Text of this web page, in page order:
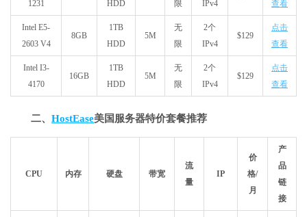
1231
HDD
限
IPv4
查看
Intel E5-
2603 V4
8GB
1TB
HDD
5M
无
限
2个
IPv4
$129
点击
查看
Intel I3-
4170
16GB
1TB
HDD
5M
无
限
2个
IPv4
$129
点击
查看
二、 HostEase美国服务器特价套餐推荐
CPU 内存 硬盘 带宽
流
量
IP
价
格/
月
产
品
链
接